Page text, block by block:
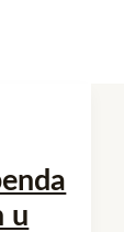
u